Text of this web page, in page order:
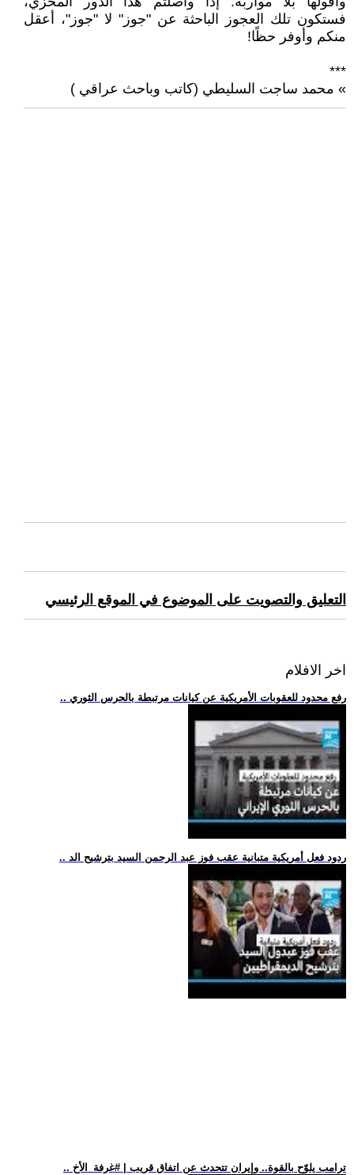
فستكون تلك العجوز الباحثة عن "جوز" لا "جوز"، أعقل
منكم وأوفر حظًا!
***
» محمد ساجت السليطي (كاتب وباحث عراقي )
التعليق والتصويت على الموضوع في الموقع الرئيسي
اخر الافلام
.. رفع محدود للعقوبات الأمريكية عن كيانات مرتبطة بالحرس الثوري
.. ردود فعل أمريكية متبانية عقب فوز عبد الرحمن السيد بترشيح الد
.. ترامب يلوّح بالقوة.. وإيران تتحدث عن اتفاق قريب | #غرفة_الأخ